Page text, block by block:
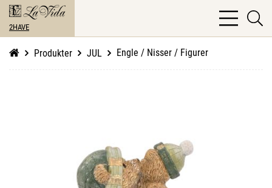
2HAVE
bars
light
Produkter JUL Engle / Nisser / Figurer